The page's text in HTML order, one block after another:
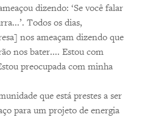
dizendo: ‘Se você falar
Todos os dias,
nos ameaçam dizendo que
nos bater.... Estou com
preocupada com minha
que está prestes a ser
para um projeto de energia